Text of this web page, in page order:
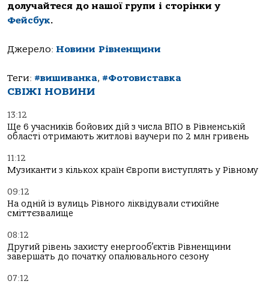
долучайтеся до нашої групи і сторінки у
Фейсбук.
Джерело: Новини Рівненщини
Теги: #вишиванка, #Фотовиставка
СВІЖІ НОВИНИ
13:12
Ще 6 учасників бойових дій з числа ВПО в Рівненській
області отримають житлові ваучери по 2 млн гривень
11:12
Музиканти з кількох країн Європи виступлять у Рівному
09:12
На одній із вулиць Рівного ліквідували стихійне
сміттєзвалище
08:12
Другий рівень захисту енергооб’єктів Рівненщини
завершать до початку опалювального сезону
07:12